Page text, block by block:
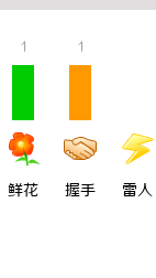
1
鲜花
1
握手 雷人